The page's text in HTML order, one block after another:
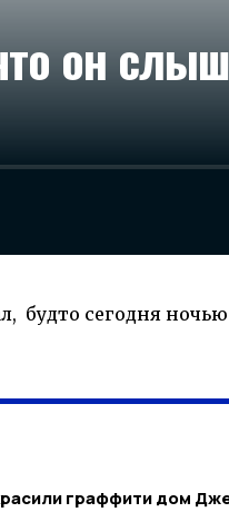
он
будто сегодня
граффити дом